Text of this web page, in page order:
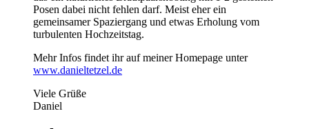
Posen dabei nicht fehlen darf. Meist eher ein
gemeinsamer Spaziergang und etwas Erholung vom
turbulenten Hochzeitstag.
Mehr Infos findet ihr auf meiner Homepage unter
www.danieltetzel.de
Viele Grüße
Daniel